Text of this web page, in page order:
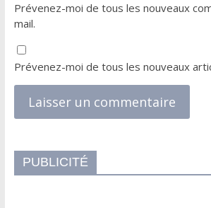
Prévenez-moi de tous les nouveaux
mail.
Prévenez-moi de tous les nouveaux
PUBLICITÉ